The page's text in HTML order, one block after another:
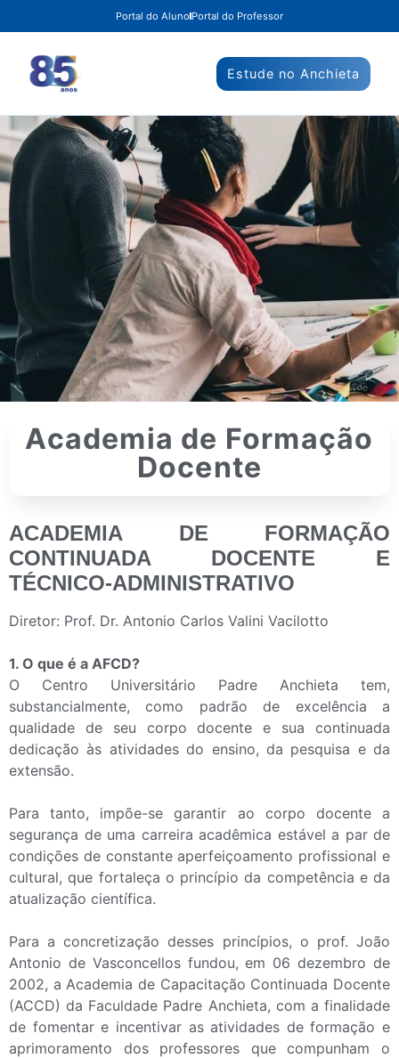
Portal do Aluno Portal do Professor
Estude no Anchieta
Academia de Formação
Docente
ACADEMIA DE FORMAÇÃO
CONTINUADA DOCENTE E
TÉCNICO-ADMINISTRATIVO
Diretor: Prof. Dr. Antonio Carlos Valini Vacilotto
1. O que é a AFCD?
O Centro Universitário Padre Anchieta tem,
substancialmente, como padrão de excelência a
qualidade de seu corpo docente e sua continuada
dedicação às atividades do ensino, da pesquisa e da
extensão.
Para tanto, impõe-se garantir ao corpo docente a
segurança de uma carreira acadêmica estável a par de
condições de constante aperfeiçoamento profissional e
cultural, que fortaleça o princípio da competência e da
atualização científica.
Para a concretização desses princípios, o prof. João
Antonio de Vasconcellos fundou, em 06 dezembro de
2002, a Academia de Capacitação Continuada Docente
(ACCD) da Faculdade Padre Anchieta, com a finalidade
de fomentar e incentivar as atividades de formação e
aprimoramento dos professores que compunham o